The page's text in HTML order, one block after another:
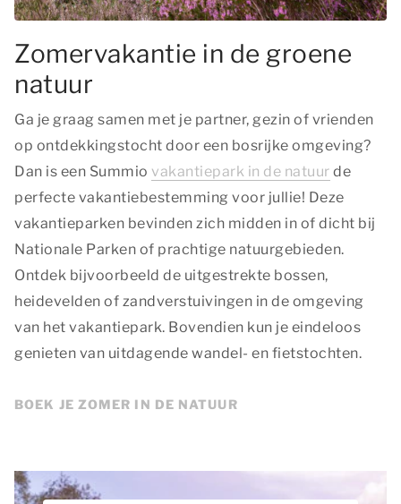
Zomervakantie in de groene
natuur
Ga je graag samen met je partner, gezin of vrienden
op ontdekkingstocht door een bosrijke omgeving?
Dan is een Summio vakantiepark in de natuur de
perfecte vakantiebestemming voor jullie! Deze
vakantieparken bevinden zich midden in of dicht bij
Nationale Parken of prachtige natuurgebieden.
Ontdek bijvoorbeeld de uitgestrekte bossen,
heidevelden of zandverstuivingen in de omgeving
van het vakantiepark. Bovendien kun je eindeloos
genieten van uitdagende wandel- en fietstochten.
BOEK JE ZOMER IN DE NATUUR